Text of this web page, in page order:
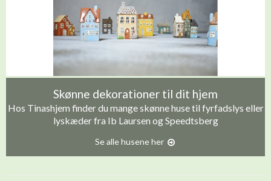
Skønne dekorationer til dit hjem
Hos Tinashjem finder du mange skønne huse til fyrfadslys eller
lyskæder fra Ib Laursen og Speedtsberg
Se alle husene her